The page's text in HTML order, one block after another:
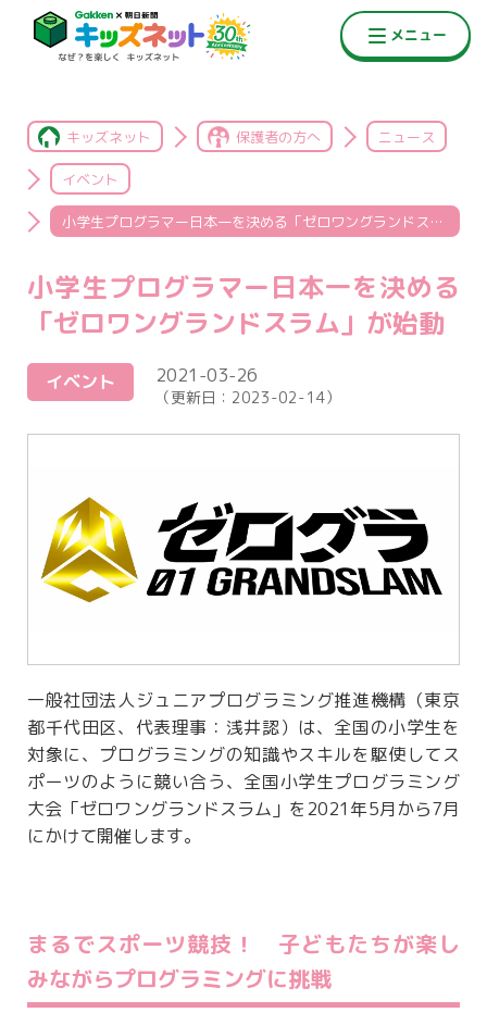
キッズネット 保護者の方へ ニュース
イベント
小学生プログラマー日本一を決める「ゼロワングランドスラム」が始動
小学生プログラマー日本一を決める
「ゼロワングランドスラム」が始動
イベント 2021-03-26
（更新日： 2023-02-14）
一般社団法人ジュニアプログラミング推進機構（東京
都千代田区、代表理事：浅井認）は、全国の小学生を
対象に、プログラミングの知識やスキルを駆使してス
ポーツのように競い合う、全国小学生プログラミング
大会「ゼロワングランドスラム」を2021年5月から7月
にかけて開催します。
まるでスポーツ競技！ 子どもたちが楽し
みながらプログラミングに挑戦